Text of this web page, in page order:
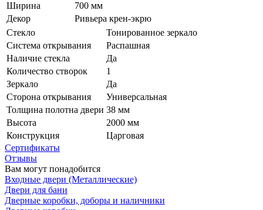
Ширина
700 мм
Декор
Ривьера крен-экрю
Стекло
Тонированное зеркало
Система открывания
Распашная
Наличие стекла
Да
Количество створок
1
Зеркало
Да
Сторона открывания
Универсальная
Толщина полотна двери 38 мм
Высота
2000 мм
Конструкция
Царговая
Сертификаты
Отзывы
Вам могут понадобится
Входные двери (Металлические)
Двери для бани
Дверные коробки, доборы и наличники